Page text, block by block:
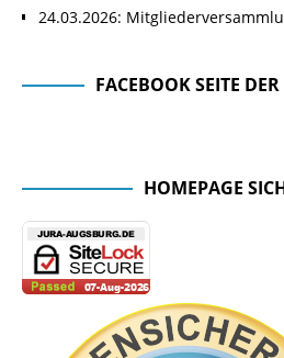
24.03.2026:
FACEBOOK SEITE
HOMEPAGE